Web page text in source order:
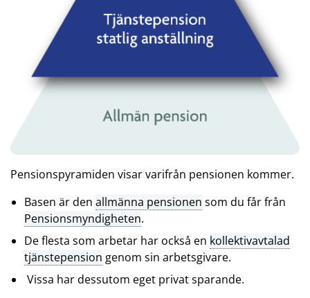
Pensionspyramiden visar varifrån pensionen kommer.
Basen är den allmänna pensionen som du får från
Pensionsmyndigheten.
De flesta som arbetar har också en kollektivavtalad
tjänstepension genom sin arbetsgivare.
Vissa har dessutom eget privat sparande.